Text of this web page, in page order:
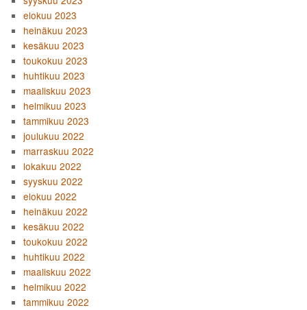
elokuu 2023
heinäkuu 2023
kesäkuu 2023
toukokuu 2023
huhtikuu 2023
maaliskuu 2023
helmikuu 2023
tammikuu 2023
joulukuu 2022
marraskuu 2022
lokakuu 2022
syyskuu 2022
elokuu 2022
heinäkuu 2022
kesäkuu 2022
toukokuu 2022
huhtikuu 2022
maaliskuu 2022
helmikuu 2022
tammikuu 2022